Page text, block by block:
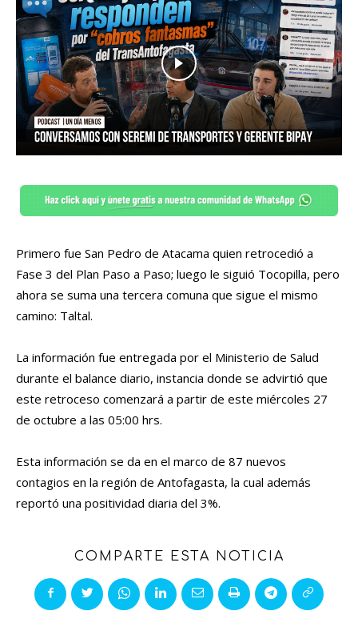
Primero fue San Pedro de Atacama quien retrocedió a
Fase 3 del Plan Paso a Paso; luego le siguió Tocopilla, pero
ahora se suma una tercera comuna que sigue el mismo
camino: Taltal.
La información fue entregada por el Ministerio de Salud
durante el balance diario, instancia donde se advirtió que
este retroceso comenzará a partir de este miércoles 27
de octubre a las 05:00 hrs.
Esta información se da en el marco de 87 nuevos
contagios en la región de Antofagasta, la cual además
reportó una positividad diaria del 3%.
COMPARTE ESTA NOTICIA